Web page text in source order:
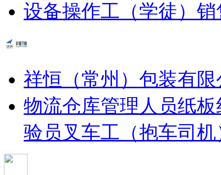
设备操作工（学徒） 销
祥恒（常州）包装有限
物流仓库管理人员纸板
验员 叉车工（抱车司机